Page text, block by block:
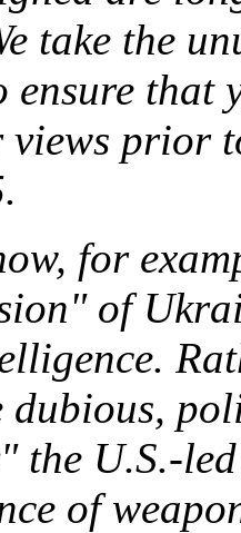
take the
ensure that
prior
for
of
dubious,
the U.S.-
of